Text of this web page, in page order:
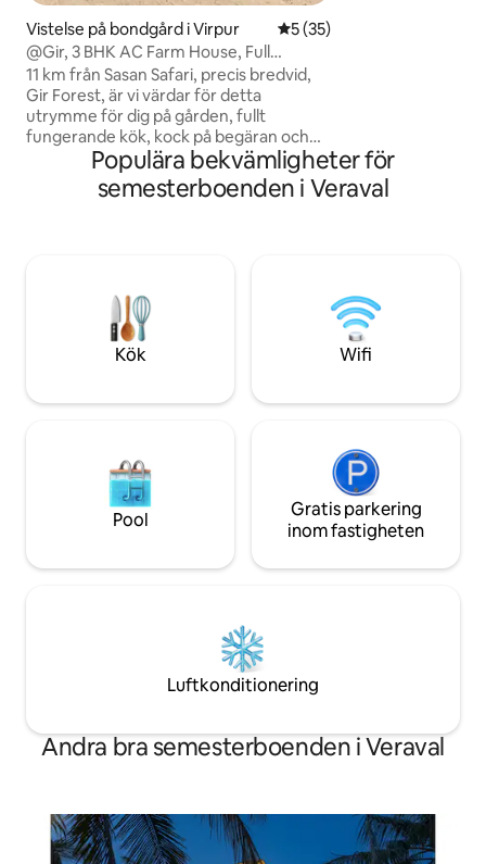
Vistelse på bondgård i Virpur 5 av 5 i genomsnittligt
5 (35)
@Gir, 3 BHK AC Farm House, Full
Kitchen Access
11 km från Sasan Safari, precis bredvid,
Gir Forest, är vi värdar för detta
utrymme för dig på gården, fullt
fungerande kök, kock på begäran och
hemmaodlade grönsaker till din tjänst.
Gott om parkering, utomhusområde
och lägereld om du vill sitta utomhus.
Somnath på 27 km (40 minuters bilfärd)
och Jamjir Waterfall, 39 km. Om du
planerar Diu är det 90 minuters bilresa..!
Populära bekvämligheter för
semesterboenden i Veraval
Kök Wifi
Pool
Gratis parkering
inom fastigheten
Luftkonditionering
Andra bra semesterboenden i Veraval